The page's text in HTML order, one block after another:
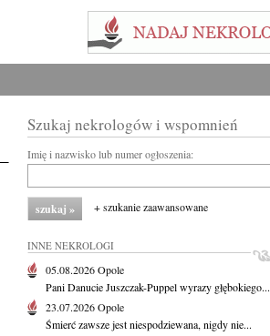
Szukaj nekrologów i wspomnień
Imię i nazwisko lub numer ogłoszenia:
+ szukanie zaawansowane
INNE NEKROLOGI
05.08.2026Opole
Pani Danucie Juszczak-Puppel wyrazy głębokiego...
23.07.2026Opole
Śmierć zawsze jest niespodziewana, nigdy nie...